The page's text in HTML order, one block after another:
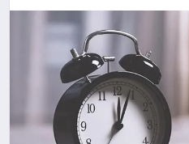
EĞITIM
SIYASET